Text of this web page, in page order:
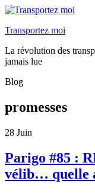
Transportez moi
La révolution des
jamais lue
Blog
promesses
28 Juin
Parigo #85 :
vélib… quelle